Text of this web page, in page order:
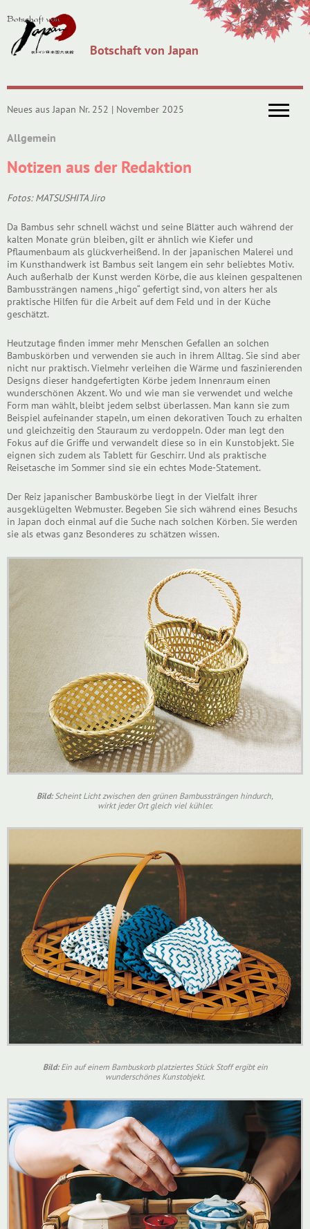
Botschaft von Japan
Neues aus Japan Nr. 252 | November 2025
Allgemein
Notizen aus der Redaktion
Fotos: MATSUSHITA Jiro
Da Bambus sehr schnell wächst und seine Blätter auch während der
kalten Monate grün bleiben, gilt er ähnlich wie Kiefer und
Pflaumenbaum als glückverheißend. In der japanischen Malerei und
im Kunsthandwerk ist Bambus seit langem ein sehr beliebtes Motiv.
Auch außerhalb der Kunst werden Körbe, die aus kleinen gespaltenen
Bambussträngen namens „higo“ gefertigt sind, von alters her als
praktische Hilfen für die Arbeit auf dem Feld und in der Küche
geschätzt.
Heutzutage finden immer mehr Menschen Gefallen an solchen
Bambuskörben und verwenden sie auch in ihrem Alltag. Sie sind aber
nicht nur praktisch. Vielmehr verleihen die Wärme und faszinierenden
Designs dieser handgefertigten Körbe jedem Innenraum einen
wunderschönen Akzent. Wo und wie man sie verwendet und welche
Form man wählt, bleibt jedem selbst überlassen. Man kann sie zum
Beispiel aufeinander stapeln, um einen dekorativen Touch zu erhalten
und gleichzeitig den Stauraum zu verdoppeln. Oder man legt den
Fokus auf die Griffe und verwandelt diese so in ein Kunstobjekt. Sie
eignen sich zudem als Tablett für Geschirr. Und als praktische
Reisetasche im Sommer sind sie ein echtes Mode-Statement.
Der Reiz japanischer Bambuskörbe liegt in der Vielfalt ihrer
ausgeklügelten Webmuster. Begeben Sie sich während eines Besuchs
in Japan doch einmal auf die Suche nach solchen Körben. Sie werden
sie als etwas ganz Besonderes zu schätzen wissen.
Bild:Scheint Licht zwischen den grünen Bambussträngen hindurch,
wirkt jeder Ort gleich viel kühler.
Bild:Ein auf einem Bambuskorb platziertes Stück Stoff ergibt ein
wunderschönes Kunstobjekt.